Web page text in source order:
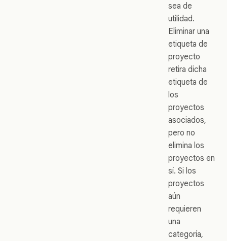
sea de
utilidad.
Eliminar una
etiqueta de
proyecto
retira dicha
etiqueta de
los
proyectos
asociados,
pero no
elimina los
proyectos en
sí. Si los
proyectos
aún
requieren
una
categoría,